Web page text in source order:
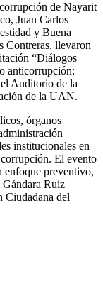
de Nayarit
Juan Carlos
y Buena
Contreras, llevaron
“Diálogos
anticorrupción:
Auditorio de la
de la UAN.
órganos
institucionales en
El evento
preventivo,
Ruiz
Ciudadana del